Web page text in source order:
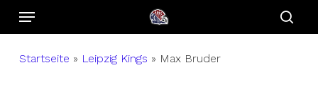
SkipMenu
Startseite » Leipzig Kings » Max Bruder